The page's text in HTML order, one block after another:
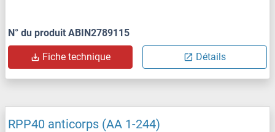
N° du produit ABIN2789115
Fiche technique Détails
RPP40 anticorps (AA 1-244)